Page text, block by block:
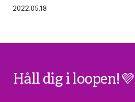
2022.05.18
Håll dig i loopen!💜